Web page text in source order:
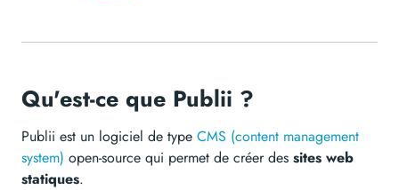
Qu'est-ce que Publii ?
Publii est un logiciel de type CMS (content management
system) open-source qui permet de créer des sites web
statiques.